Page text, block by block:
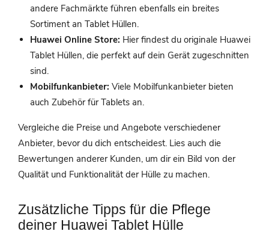
andere Fachmärkte führen ebenfalls ein breites
Sortiment an Tablet Hüllen.
Huawei Online Store: Hier findest du originale Huawei
Tablet Hüllen, die perfekt auf dein Gerät zugeschnitten
sind.
Mobilfunkanbieter: Viele Mobilfunkanbieter bieten
auch Zubehör für Tablets an.
Vergleiche die Preise und Angebote verschiedener
Anbieter, bevor du dich entscheidest. Lies auch die
Bewertungen anderer Kunden, um dir ein Bild von der
Qualität und Funktionalität der Hülle zu machen.
Zusätzliche Tipps für die Pflege
deiner Huawei Tablet Hülle